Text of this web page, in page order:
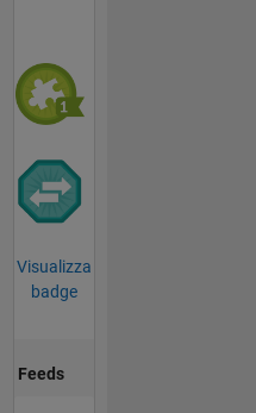
Visualizza
badge
Feeds